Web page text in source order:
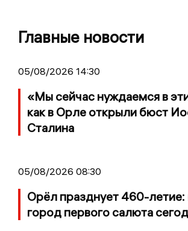
Главные новости
05/08/2026 14:30
«Мы сейчас нуждаемся в
как в Орле открыли бюст
Сталина
05/08/2026 08:30
Орёл празднует 460-летие:
город первого салюта